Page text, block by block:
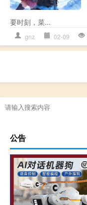
要时刻，菜...
gnz 02-09
公告